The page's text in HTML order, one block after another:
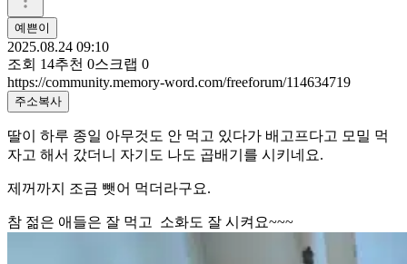
예쁜이
2025.08.24 09:10
조회 14추천 0스크랩 0
https://community.memory-word.com/freeforum/114634719
주소복사
딸이 하루 종일 아무것도 안 먹고 있다가 배고프다고 모밀 먹
자고 해서 갔더니 자기도 나도 곱배기를 시키네요.
제꺼까지 조금 뺏어 먹더라구요.
참 젊은 애들은 잘 먹고 소화도 잘 시켜요~~~